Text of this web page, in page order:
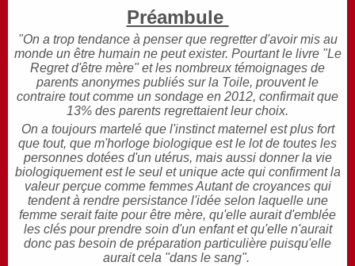
Préambule
"On a trop tendance à penser que regretter d'avoir mis au
monde un être humain ne peut exister. Pourtant le livre "Le
Regret d'être mère" et les nombreux témoignages de
parents anonymes publiés sur la Toile, prouvent le
contraire tout comme un sondage en 2012, confirmait que
13% des parents regrettaient leur choix.
On a toujours martelé que l'instinct maternel est plus fort
que tout, que m'horloge biologique est le lot de toutes les
personnes dotées d'un utérus, mais aussi donner la vie
biologiquement est le seul et unique acte qui confirment la
valeur perçue comme femmes Autant de croyances qui
tendent à rendre persistance l'idée selon laquelle une
femme serait faite pour être mère, qu'elle aurait d'emblée
les clés pour prendre soin d'un enfant et qu'elle n'aurait
donc pas besoin de préparation particulière puisqu'elle
aurait cela "dans le sang".